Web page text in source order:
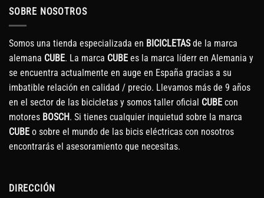
SOBRE NOSOTROS
Somos una tienda especializada en BICICLETASde la marca
alemana CUBE. La marca CUBE es la marca líderr en Alemania y
se encuentra actualmente en auge en España gracias a su
imbatible relación en calidad / precio. Llevamos más de 9 años
en el sector de las bicicletas y somos taller oficial CUBE con
motores BOSCH. Si tienes cualquier inquietud sobre la marca
CUBE o sobre el mundo de las bicis eléctricas con nosotros
encontrarás el asesoramiento que necesitas.
DIRECCIÓN